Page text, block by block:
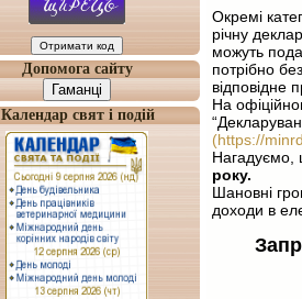
Допомога сайту
Гаманці
Календар свят і подій
Окремі
річну
можуть
потрібно
відповідне
На
(https://
Нагадуємо,
року.
Шановні
доходи в